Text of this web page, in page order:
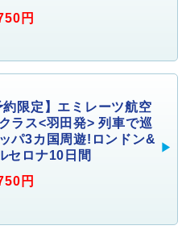
円
約限定】エミレーツ航空
ラス<羽田発> 列車で巡
パ3カ国周遊!ロンドン&
セロナ10日間
円